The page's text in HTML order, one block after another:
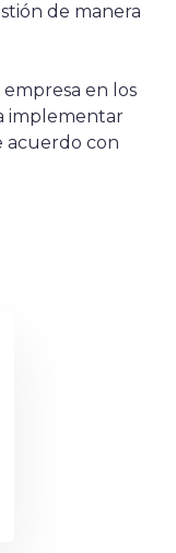
de manera
en los
implementar
acuerdo con